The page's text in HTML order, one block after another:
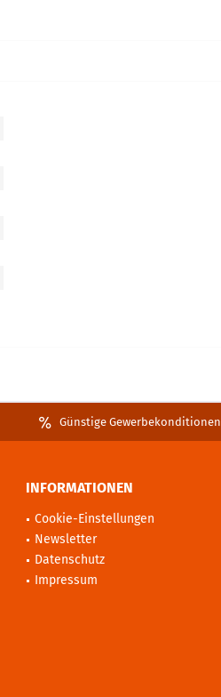
Günstige Gewerbekonditionen
INFORMATIONEN
Cookie-Einstellungen
Newsletter
Datenschutz
Impressum